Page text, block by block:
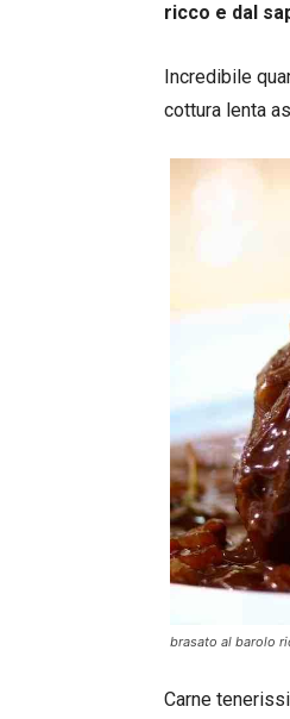
ricco e dal
Incredibile
cottura lenta
brasato al barolo
Carne